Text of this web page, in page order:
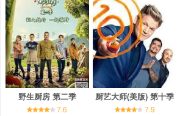
野生厨房 第二季
7.6
厨艺大师(美版) 第十季
7.9